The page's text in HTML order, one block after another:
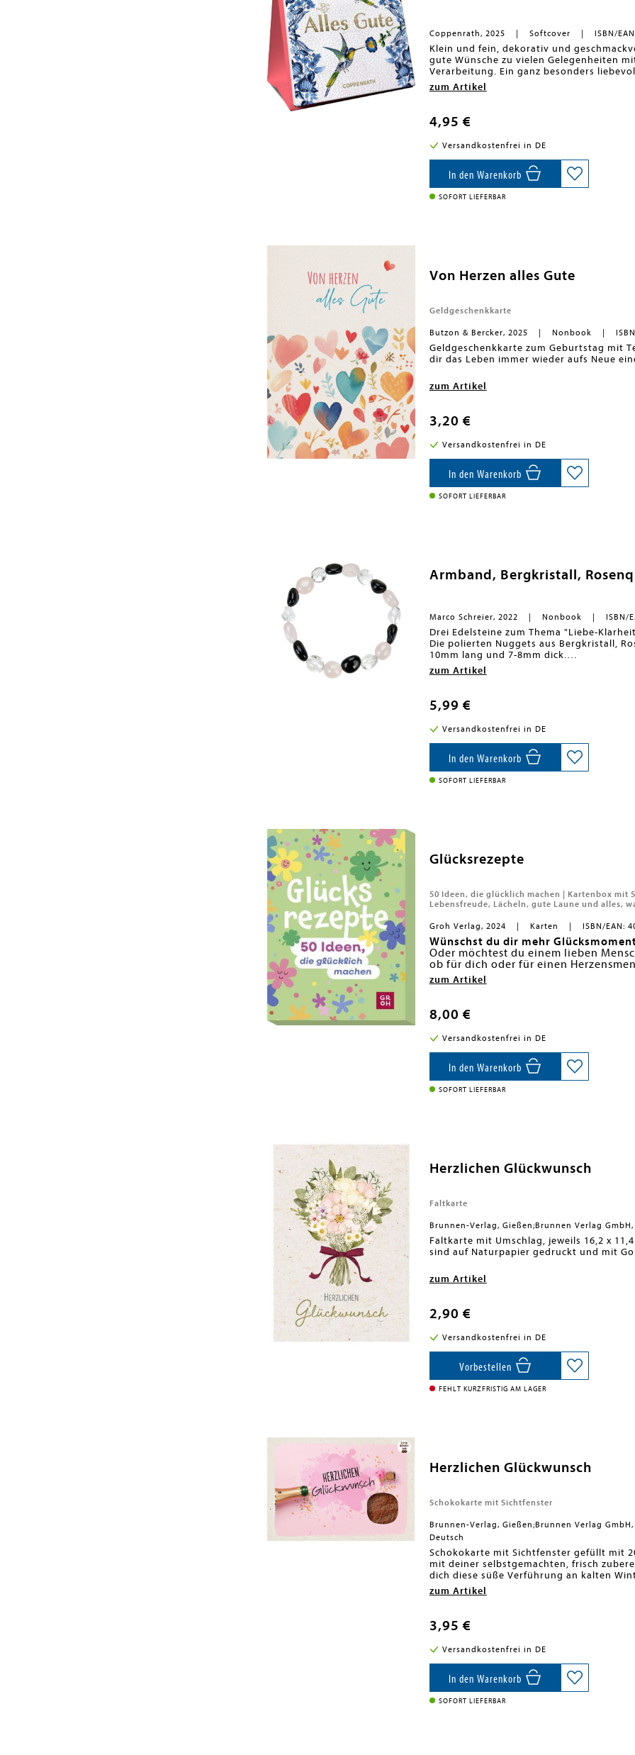
Coppenrath, 2025 Softcover ISBN/
Klein und fein, dekorativ und
gute Wünsche zu vielen Gelegenheiten
Verarbeitung. Ein ganz besonders
zum Artikel
4,95 €
Versandkostenfrei in DE
In den Warenkorb
SOFORT LIEFERBAR
Von Herzen alles Gute
Geldgeschenkkarte
Butzon & Bercker, 2025 Nonbook
Geldgeschenkkarte zum Geburtstag mit
dir das Leben immer wieder aufs Neue
zum Artikel
3,20 €
Versandkostenfrei in DE
In den Warenkorb
SOFORT LIEFERBAR
Armband, Bergkristall,
Marco Schreier, 2022 Nonbook ISBN/
Drei Edelsteine zum Thema "Liebe-
Die polierten Nuggets aus Bergkristall, Rosenquarz und schwarzem Turmalin (Schörl) sind ca. 9-
10mm lang und 7-8mm dick.
Das auf Gummi gezogene
zum Artikel
5,99 €
Versandkostenfrei in DE
In den Warenkorb
SOFORT LIEFERBAR
Glücksrezepte
50 Ideen, die glücklich machen | Kartenbox
Lebensfreude, Lächeln, gute Laune und alles,
Groh Verlag, 2024 Karten ISBN/EAN:
Wünschst du dir mehr
Oder möchtest du einem lieben
ob für dich oder für einen
Geburtstagsgeschenk, diese 50
bunter und glücklicher.
Lass dich inspirieren von kleinen,
einen Waldspaziergang", "Lass dich
Glück in dein Leben holen. Impulse
auf das Positive" und "Erkenne deine
Glücksempfinden in deiner eigenen
stimmen dich auf der Vorderseite mit
Glücksrezept ein, das auf der
jederzeit einen passenden
für den Tag auf deinen Schreibtisch
Schachtel an jemanden, dem du von
50 Impulse für mehr Leichtigkeit,
Perfektes kleines Geschenk für alle
Fröhlich gestaltet mit Zitaten auf
Kartenbox Glück mit 50 Karten
zum Artikel
8,00 €
Versandkostenfrei in DE
In den Warenkorb
SOFORT LIEFERBAR
Herzlichen Glückwunsch
Faltkarte
Brunnen-Verlag, Gießen;Brunnen Verlag GmbH,
Faltkarte mit Umschlag, jeweils 16,2 x
sind auf Naturpapier gedruckt und mit
zum Artikel
2,90 €
Versandkostenfrei in DE
Vorbestellen
FEHLT KURZFRISTIG AM LAGER
Herzlichen Glückwunsch
Schokokarte mit Sichtfenster
Brunnen-Verlag, Gießen;Brunnen Verlag GmbH,
Deutsch
Schokokarte mit Sichtfenster gefüllt mit
mit deiner selbstgemachten, frisch
dich diese süße Verführung an kalten
Wohlbefinden und gute Laune.Zutaten:
MeersalzWichtige Produktinformation:
gesättigte Fettsäuren 2,6 g,
gZubereitung: Gib den Inhalt der Karte in
gleichmäßig um, bis sich das Pulver
Basis ist bestens geeignet.
zum Artikel
3,95 €
Versandkostenfrei in DE
In den Warenkorb
SOFORT LIEFERBAR